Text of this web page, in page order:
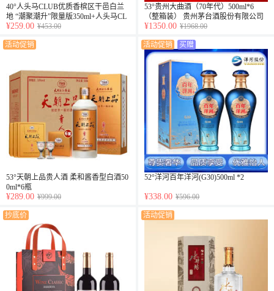
40°人头马CLUB优质香槟区干邑白兰
地 “潮聚潮升”限量版350ml+人头马CL
UB干邑杯+ 40°法国人头马CLUB干邑
¥259.00 ¥453.00
53°贵州大曲酒（70年代）500ml*6
（整箱装） 贵州茅台酒股份有限公司
出品
¥1350.00 ¥1968.00
活动促销
53°天朝上品贵人酒 柔和酱香型白酒50
0ml*6瓶
¥289.00 ¥999.00
活动促销 买赠
52°洋河百年洋河(G30)500ml *2
¥338.00 ¥596.00
抄底价 活动促销